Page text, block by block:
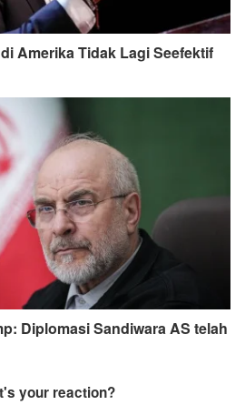
Amerika Tidak Lagi Seefektif
Diplomasi Sandiwara AS telah